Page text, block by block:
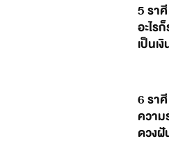
5 รา
อะไร
เป็นเ
6 รา
ความ
ดวง